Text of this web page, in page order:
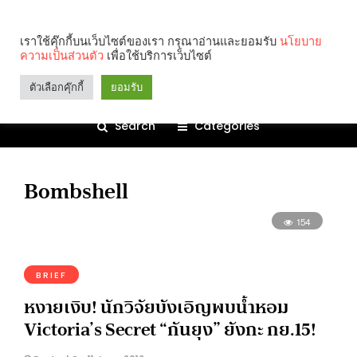
Search Categories
Bombshell
154
BRIEF
หงายเงิบ! นักวิจัยบังเอิญพบน้ำหอม
Victoria’s Secret “กันยุง” ยังกะ กย.15!
เราใช้คุ๊กกี้บนเว็บไซต์ของเรา กรุณาอ่านและยอมรับ นโยบาย
ความเป็นส่วนตัว เพื่อใช้บริการเว็บไซต์
ตัวเลือกคุ๊กกี้ ยอมรับ